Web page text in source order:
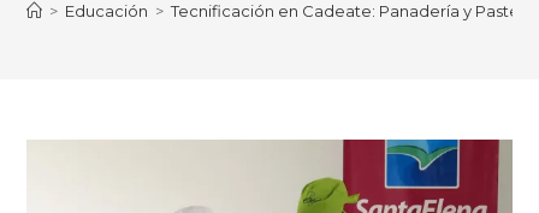
> Educación > Tecnificación en Cadeate: Panadería y